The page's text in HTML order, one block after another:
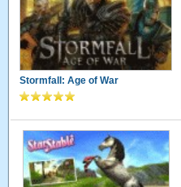
Stormfall: Age of War